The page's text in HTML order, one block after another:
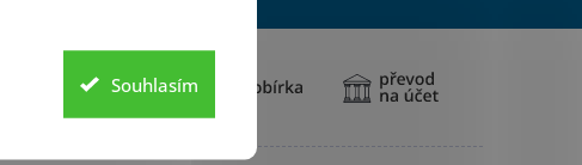
Souhlasím